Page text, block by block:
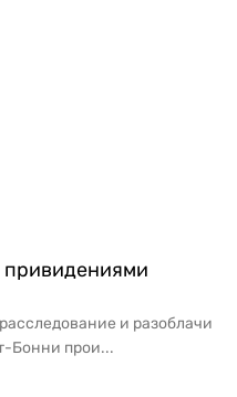
привидениями
и разоблачи
Бонни прои...